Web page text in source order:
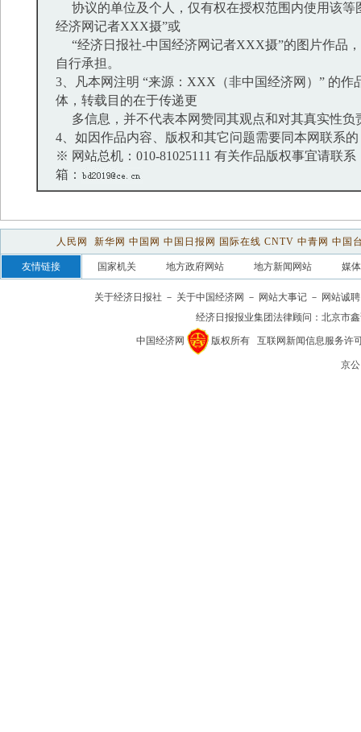
协议的单位及个人，仅有权在授权范围内使用该等
经济网记者XXX摄”或
“经济日报社-中国经济网记者XXX摄”的图片作品
自行承担。
3、凡本网注明 “来源：XXX（非中国经济网）” 的作
体，转载目的在于传递更
多信息，并不代表本网赞同其观点和对其真实性负
4、如因作品内容、版权和其它问题需要同本网联系
※ 网站总机：010-81025111 有关作品版权事宜请联系
箱：
人民网 新华网 中国网 中国日报网 国际在线 CNTV 中青网 中国
友情链接 国家机关 地方政府网站 地方新闻网站 媒
关于经济日报社 － 关于中国经济网 － 网站大事记 － 网站诚聘
经济日报报业集团法律顾问： 北京市
中国经济网 版权所有 互联网新闻信息服务许
京